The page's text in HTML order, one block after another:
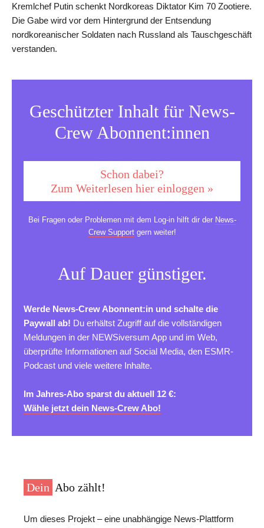
Kremlchef Putin schenkt Nordkoreas Diktator Kim 70 Zootiere.
Die Gabe wird vor dem Hintergrund der Entsendung
nordkoreanischer Soldaten nach Russland als Tauschgeschäft
verstanden.
Geschützter Inhalt für News-
Crew Abonnent:innen
Schon dabei?
Zum Weiterlesen hier einloggen »
Bei Fragen oder Problemen mit dem Log-in hilft dir der News-
Crew Supportgern weiter!
Auf Dauer günstiger.
Werde News-Crew Abonnent:in und schalte die
Paywall ab! Du erhältst Zugriff auf die vollständigen
Meldungen in der NEWSiversum App und im Web,
überprüfte Informationen auf Social Media, den ESMR-
Podcast und viele weitere Inhalte.
Im Jahres-Abo sparst du aktuell 12 €:
Wähle jetzt dein News-Crew Abo!
Dein Abo zählt!
Um dieses Projekt – eine unabhängige News-Plattform